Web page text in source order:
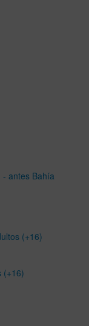
- antes Bahía
(+16)
(+16)